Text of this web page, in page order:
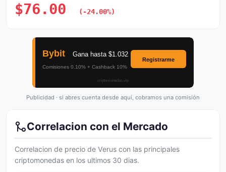
$76.00 (-24.00%)
Publicidad · si abres cuenta desde aquí, cobramos una comisión
Correlacion con el Mercado
Correlacion de precio de Verus con las principales
criptomonedas en los ultimos 30 dias.